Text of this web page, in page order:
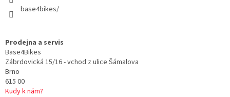
base4bikes/
Prodejna a servis
Base4Bikes
Zábrdovická 15/16 - vchod z ulice Šámalova
Brno
615 00
Kudy k nám?